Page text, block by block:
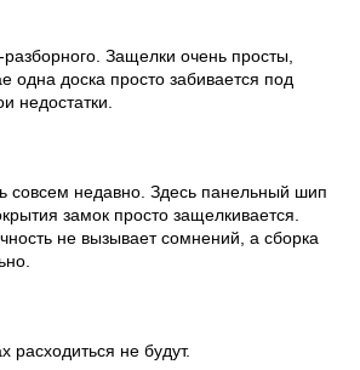
Защелки очень просты,
доска просто забивается под
недостатки.
совсем недавно. Здесь панельный шип
замок просто защелкивается.
не вызывает сомнений, а сборка
расходиться не будут.